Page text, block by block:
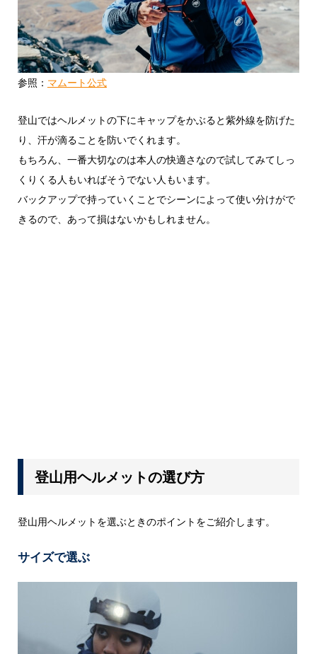
参照： マムート公式
登山ではヘルメットの下にキャップをかぶると紫外線を防げた
り、汗が滴ることを防いでくれます。
もちろん、一番大切なのは本人の快適さなので試してみてしっ
くりくる人もいればそうでない人もいます。
バックアップで持っていくことでシーンによって使い分けがで
きるので、あって損はないかもしれません。
登山用ヘルメットの選び方
登山用ヘルメットを選ぶときのポイントをご紹介します。
サイズで選ぶ